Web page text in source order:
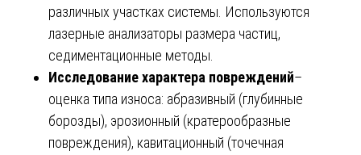
различных участках системы. Используются
лазерные анализаторы размера частиц,
седиментационные методы.
Исследование характера повреждений–
оценка типа износа: абразивный (глубинные
борозды), эрозионный (кратерообразные
повреждения), кавитационный (точечная